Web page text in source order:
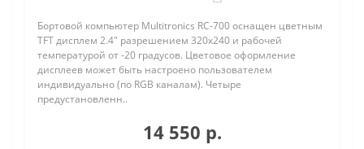
Бортовой компьютер Multitronics RC-700 оснащен цветным
TFT дисплем 2.4" разрешением 320х240 и рабочей
температурой от -20 градусов. Цветовое оформление
дисплеев может быть настроено пользователем
индивидуально (по RGB каналам). Четыре
предустановленн..
14 550 р.